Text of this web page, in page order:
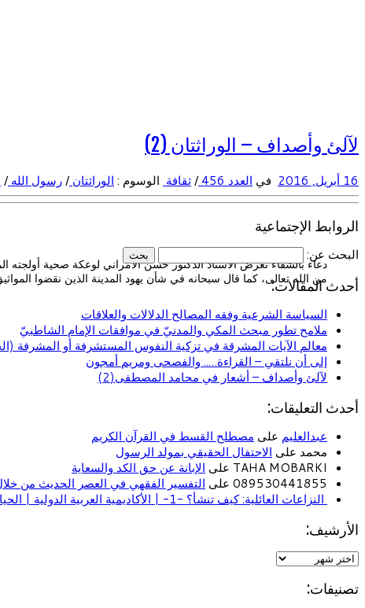
دعاء بالشفاء تعرض الأستاذ الدكتور حسن الأمراني لوعكة صحية أولجته
من الله تعالى، كما قال سبحانه في شأن يهود المدينة الذين نقضوا
لآلئ وأصداف – الوراثتان (2)
16 أبريل, 2016 في العدد 456 /ثقافة الوسوم : الوراثتان /رسول الله /
الروابط الإجتماعية
البحث عن:
أحدث المقالات:
السياسة الشرعية وفقه المصالح الدلالات والعلاقات
ملامح تطور مبحث المكي والمدنيّ في موافقات الإمام الشاطبيّ
معالم الآيات المشرقة في تزكية النفوس المستشرفة أو المشرفة
إلى أن نلتقي – القراءة….. والفصحى ومريم أمجون
لآلئ وأصداف – أشعار في محامد المصطفى(2)
أحدث التعليقات:
عبدالعليم على مصطلح القسط في القرآن الكريم
محمد على الاحتفال الحقيقي بمولد الرسول
TAHA MOBARKI على
الإبانة عن حق الكد والسعاية
089530441855 على
التفسير الفقهي في العصر الحديث من
النزاعات العائلية: كيف تنشأ؟ -1- | الأكاديمية العربية الدولية | الحياة الأسرية
الأرشيف:
تصنيفات: